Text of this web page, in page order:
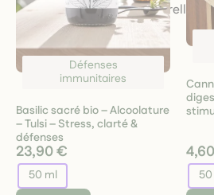
Protégez votre santé
Dans Les Orties.
Défenses
immunitaires
Basilic sacré bio – Alcoolature
– Tulsi – Stress, clarté &
défenses
23,90 €
50 ml